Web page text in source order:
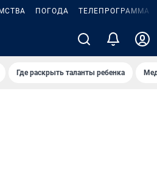
ПОГОДА ТЕЛЕПРОГРАММА
Где раскрыть таланты ребенка